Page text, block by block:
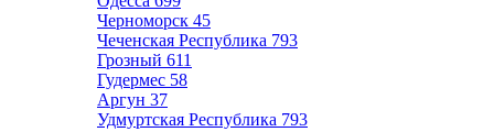
Черноморск 45
Чеченская Республика 793
Грозный 611
Гудермес 58
Аргун 37
Удмуртская Республика 793